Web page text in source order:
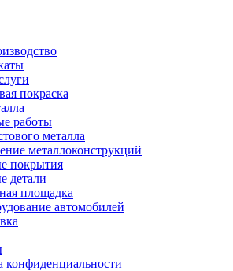
покраска
работы
металла
металлоконструкций
покрытия
детали
площадка
автомобилей
конфиденциальности